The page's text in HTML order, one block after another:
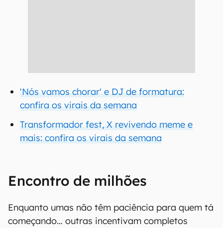
'Nós vamos chorar' e DJ de formatura:
confira os virais da semana
Transformador fest, X revivendo meme e
mais: confira os virais da semana
Encontro de milhões
Enquanto umas não têm paciência para quem tá
começando… outras incentivam completos